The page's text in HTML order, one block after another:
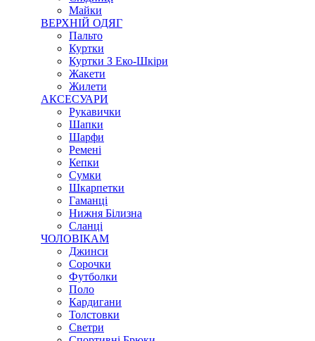
Майки
ВЕРХНІЙ ОДЯГ
Пальто
Куртки
Куртки З Еко-Шкіри
Жакети
Жилети
АКСЕСУАРИ
Рукавички
Шапки
Шарфи
Ремені
Кепки
Сумки
Шкарпетки
Гаманці
Нижня Білизна
Сланці
ЧОЛОВІКАМ
Джинси
Сорочки
Футболки
Поло
Кардигани
Толстовки
Светри